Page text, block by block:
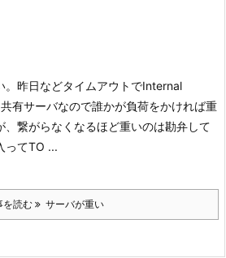
。昨日などタイムアウトでInternal
有サーバなので誰かが負荷をかければ重
、繋がらなくなるほど重いのは勘弁して
ってTO ...
を読む サーバが重い